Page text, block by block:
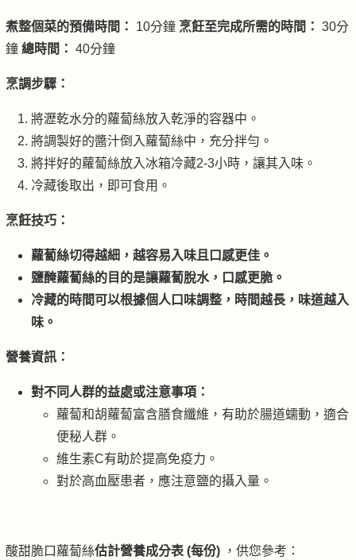
煮整個菜的預備時間： 10分鐘 烹飪至完成所需的時間： 30分
鐘 總時間： 40分鐘
烹調步驟：
將瀝乾水分的蘿蔔絲放入乾淨的容器中。
將調製好的醬汁倒入蘿蔔絲中，充分拌勻。
將拌好的蘿蔔絲放入冰箱冷藏2-3小時，讓其入味。
冷藏後取出，即可食用。
烹飪技巧：
蘿蔔絲切得越細，越容易入味且口感更佳。
鹽醃蘿蔔絲的目的是讓蘿蔔脫水，口感更脆。
冷藏的時間可以根據個人口味調整，時間越長，味道越入
味。
營養資訊：
對不同人群的益處或注意事項：
蘿蔔和胡蘿蔔富含膳食纖維，有助於腸道蠕動，適合
便秘人群。
維生素C有助於提高免疫力。
對於高血壓患者，應注意鹽的攝入量。
酸甜脆口蘿蔔絲估計營養成分表 (每份) ，供您參考：